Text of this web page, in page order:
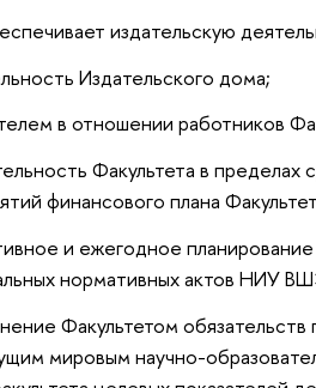
издательскую
Издательского дома;
в отношении работников
Факультета в
финансового плана
и ежегодное
нормативных актов НИУ
Факультетом
мировым научно-